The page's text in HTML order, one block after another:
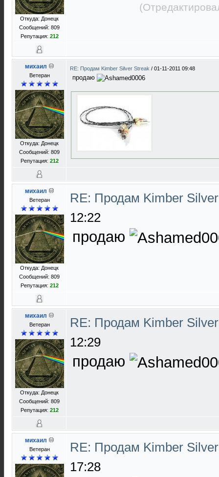
Откуда: Донецк
Сообщений: 809
Репутация: 212
михаил
Ветеран
Откуда: Донецк
Сообщений: 809
Репутация: 212
RE: Продам Kimber Silver Streak / 01-11-2011 09:48
продаю
михаил
Ветеран
Откуда: Донецк
Сообщений: 809
Репутация: 212
RE: Продам Kimber
12:22
продаю
михаил
Ветеран
Откуда: Донецк
Сообщений: 809
Репутация: 212
RE: Продам Kimber
12:29
продаю
михаил
Ветеран
RE: Продам Kimber
17:28